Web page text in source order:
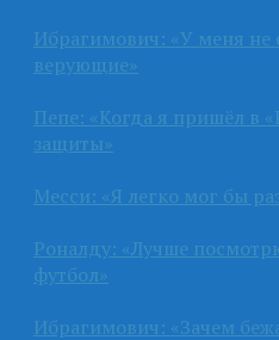
Ибрагимович: «У меня не
верующие»
Пепе: «Когда я пришёл в
защиты»
Месси: «Я легко мог бы
Роналду: «Лучше
футбол»
Ибрагимович: «Зачем